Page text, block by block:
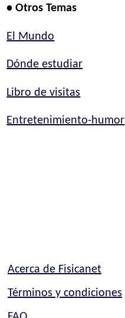
• Otros Temas
El Mundo
Dónde estudiar
Libro de visitas
Entretenimiento-humor
Acerca de Fisicanet
Términos y condiciones